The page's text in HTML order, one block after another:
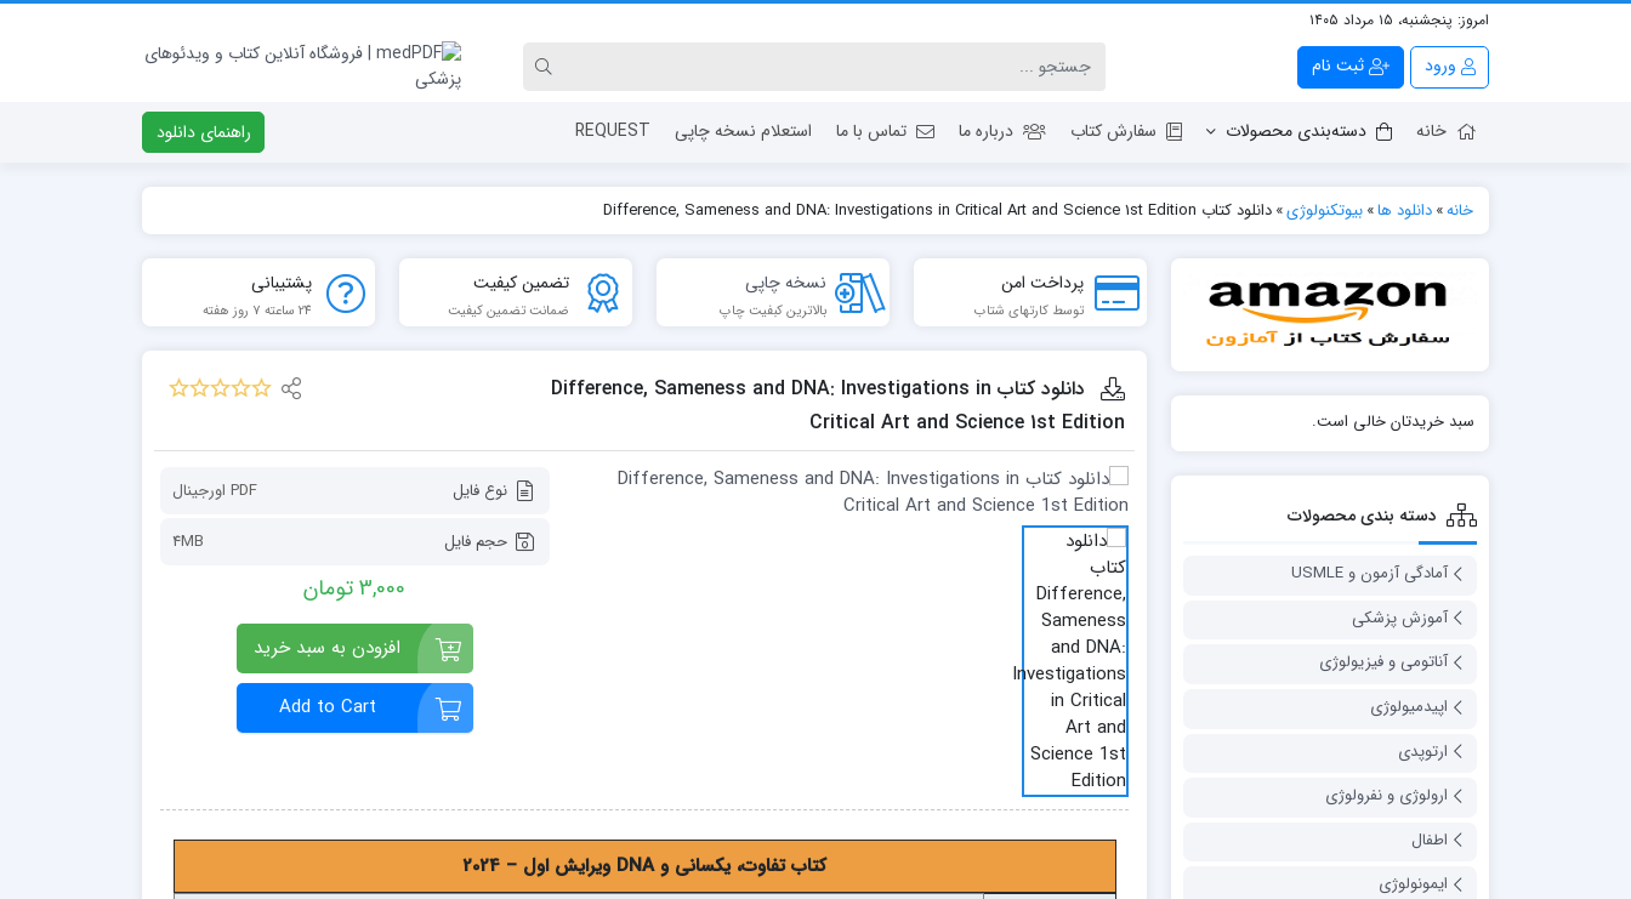
امروز: پنجشنبه، ۱۵ مرداد ۱۴۰۵
ورود ثبت نام
خانه دسته‌بندی محصولات سفارش کتاب درباره ما تماس با ما استعلام نسخه چاپی REQUEST راهنمای دانلود
خانه»دانلود ها»بیوتکنولوژی»دانلود کتاب Difference, Sameness and DNA: Investigations in Critical Art and Science 1st Edition
پرداخت امن
توسط کارتهای شتاب
نسخه چاپی
بالاترین کبفیت چاپ
تضمین کیفیت
ضمانت تضمین کیفیت
پشتیبانی
24 ساعته 7 روز هفته
دانلود کتاب Difference, Sameness and DNA: Investigations in
Critical Art and Science 1st Edition
نوع فایل
PDF اورجينال
حجم فایل
4MB
3,000 تومان
افزودن به سبد خرید
Add to Cart
کتاب تفاوت، یکسانی و DNA ویرایش اول – 2024
سبد خریدتان خالی است.
دسته بندی محصولات
آمادگی آزمون و USMLE
آموزش پزشکی
آناتومی و فیزیولوژی
اپیدمیولوژی
ارتوپدی
ارولوژی و نفرولوژی
اطفال
ایمونولوژی